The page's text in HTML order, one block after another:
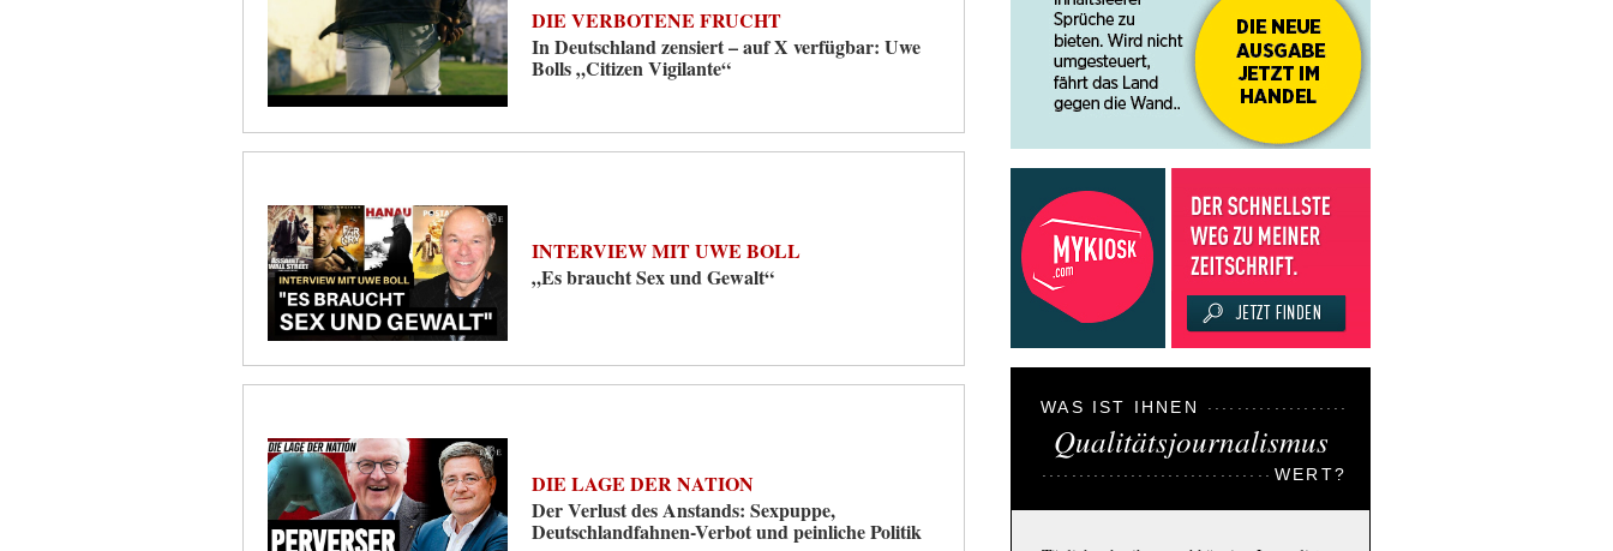
DIE VERBOTENE FRUCHT
In Deutschland zensiert – auf X verfügbar: Uwe
Bolls „Citizen Vigilante“
INTERVIEW MIT UWE BOLL
„Es braucht Sex und Gewalt“
DIE LAGE DER NATION
Der Verlust des Anstands: Sexpuppe,
Deutschlandfahnen-Verbot und peinliche Politik
WAS IST IHNEN
Qualitätsjournalismus
WERT?